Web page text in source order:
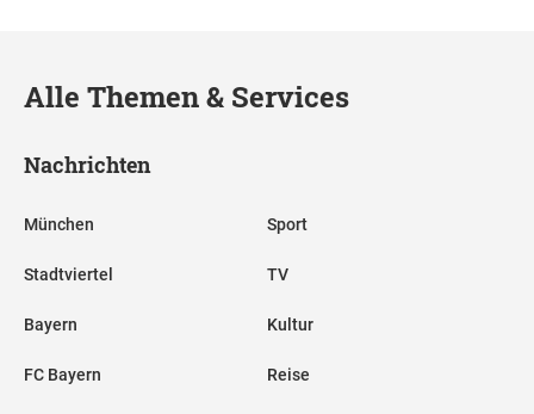
Alle Themen & Services
Nachrichten
München
Stadtviertel
Bayern
FC Bayern
Sport
TV
Kultur
Reise